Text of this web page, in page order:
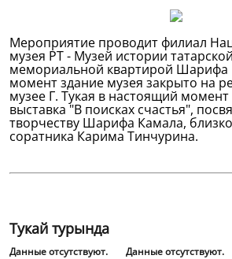
Мероприятие проводит филиал
музея РТ - Музей истории
мемориальной квартирой Шарифа
момент здание музея закрыто на
музее Г. Тукая в настоящий
выставка "В поисках счастья",
творчеству Шарифа Камала,
соратника Карима Тинчурина.
Тукай турында
Данные отсутствуют.
Данные отсутствуют.